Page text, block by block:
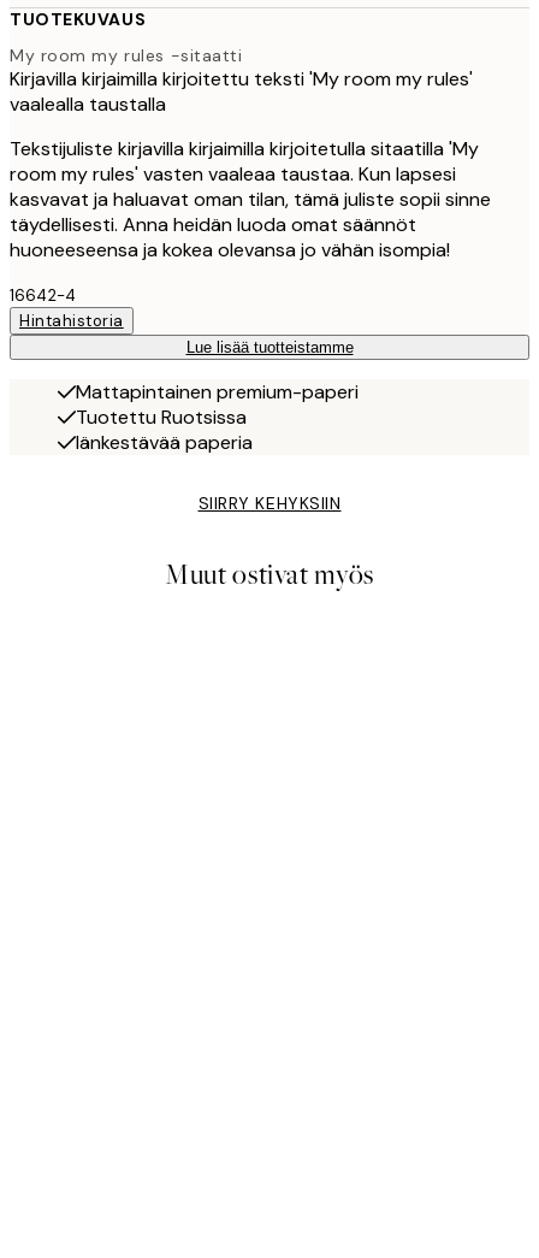
TUOTEKUVAUS
My room my rules -sitaatti
Kirjavilla kirjaimilla kirjoitettu teksti 'My room my rules'
vaalealla taustalla
Tekstijuliste kirjavilla kirjaimilla kirjoitetulla sitaatilla 'My
room my rules' vasten vaaleaa taustaa. Kun lapsesi
kasvavat ja haluavat oman tilan, tämä juliste sopii sinne
täydellisesti. Anna heidän luoda omat säännöt
huoneeseensa ja kokea olevansa jo vähän isompia!
16642-4
Hintahistoria
Lue lisää tuotteistamme
Mattapintainen premium-paperi
Tuotettu Ruotsissa
Iänkestävää paperia
SIIRRY KEHYKSIIN
Muut ostivat myös